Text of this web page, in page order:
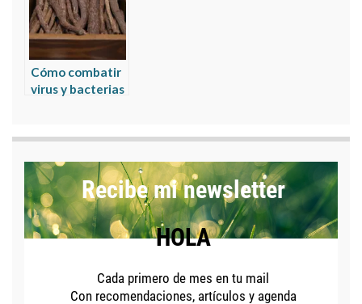
Cómo combatir
virus y bacterias
defensa central)